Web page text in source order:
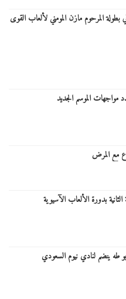
بطولة المرحوم مازن المومني لألعاب القوى
مواجهات الموسم الجديد
مع المرض
بدورة الألعاب الآسيوية
طه ينضم لنادي نيوم السعودي